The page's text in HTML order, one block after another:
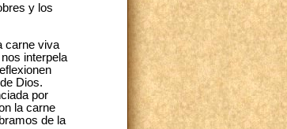
y los
carne viva
interpela
Dios.
por
la carne
de la